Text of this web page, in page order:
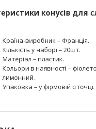
конусів для
Країна-виробник – Франція.
Кількість у наборі – 20шт.
Матеріал – пластик.
Кольори в наявності –
лимонний.
Упаковка – у фірмовій сіточці.